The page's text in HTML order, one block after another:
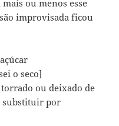
ou menos esse
improvisada ficou
o seco]
ou deixado de
substituir por